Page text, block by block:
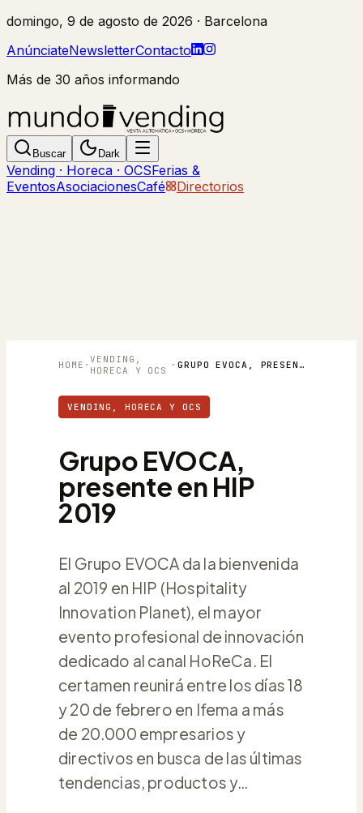
domingo, 9 de agosto de 2026 · Barcelona
AnúnciateNewsletterContacto
Más de 30 años informando
Buscar Dark
Vending · Horeca · OCSFerias &
EventosAsociacionesCafé Directorios
HOME · VENDING,
HORECA Y OCS
· GRUPO EVOCA, PRESENTE EN HIP 2019
VENDING, HORECA Y OCS
Grupo EVOCA,
presente en HIP
2019
El Grupo EVOCA da la bienvenida
al 2019 en HIP (Hospitality
Innovation Planet), el mayor
evento profesional de innovación
dedicado al canal HoReCa. El
certamen reunirá entre los días 18
y 20 de febrero en Ifema a más
de 20.000 empresarios y
directivos en busca de las últimas
tendencias, productos y…